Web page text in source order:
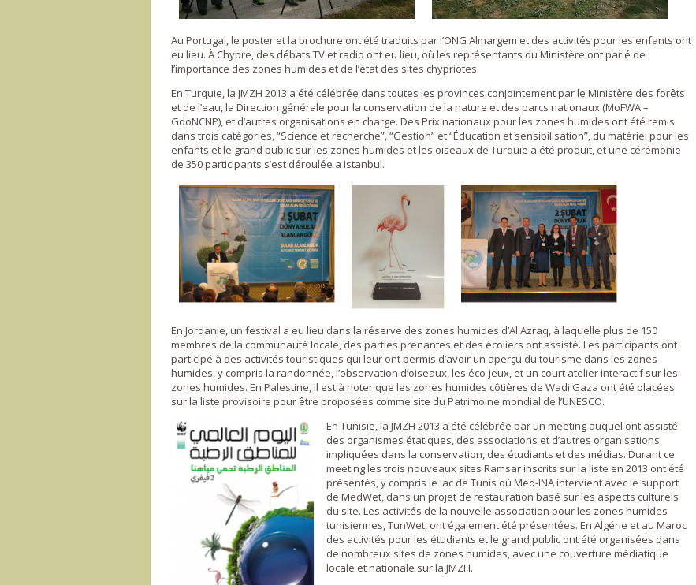
Au Portugal, le poster et la brochure ont été traduits par l’ONG Almargem et des activités pour les enfants ont
eu lieu. À Chypre, des débats TV et radio ont eu lieu, où les représentants du Ministère ont parlé de
l’importance des zones humides et de l’état des sites chypriotes.
En Turquie, la JMZH 2013 a été célébrée dans toutes les provinces conjointement par le Ministère des forêts
et de l’eau, la Direction générale pour la conservation de la nature et des parcs nationaux (MoFWA –
GdoNCNP), et d’autres organisations en charge. Des Prix nationaux pour les zones humides ont été remis
dans trois catégories, “Science et recherche”, “Gestion” et “Éducation et sensibilisation”, du matériel pour les
enfants et le grand public sur les zones humides et les oiseaux de Turquie a été produit, et une cérémonie
de 350 participants s’est déroulée a Istanbul.
En Jordanie, un festival a eu lieu dans la réserve des zones humides d’Al Azraq, à laquelle plus de 150
membres de la communauté locale, des parties prenantes et des écoliers ont assisté. Les participants ont
participé à des activités touristiques qui leur ont permis d’avoir un aperçu du tourisme dans les zones
humides, y compris la randonnée, l’observation d’oiseaux, les éco-jeux, et un court atelier interactif sur les
zones humides. En Palestine, il est à noter que les zones humides côtières de Wadi Gaza ont été placées
sur la liste provisoire pour être proposées comme site du Patrimoine mondial de l’UNESCO.
En Tunisie, la JMZH 2013 a été célébrée par un meeting auquel ont assisté
des organismes étatiques, des associations et d’autres organisations
impliquées dans la conservation, des étudiants et des médias. Durant ce
meeting les trois nouveaux sites Ramsar inscrits sur la liste en 2013 ont été
présentés, y compris le lac de Tunis où Med-INA intervient avec le support
de MedWet, dans un projet de restauration basé sur les aspects culturels
du site. Les activités de la nouvelle association pour les zones humides
tunisiennes, TunWet, ont également été présentées. En Algérie et au Maroc
des activités pour les étudiants et le grand public ont été organisées dans
de nombreux sites de zones humides, avec une couverture médiatique
locale et nationale sur la JMZH.